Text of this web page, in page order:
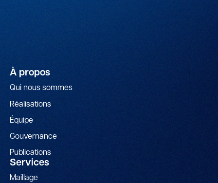
À propos
Qui nous sommes
Réalisations
Équipe
Gouvernance
Publications
Services
Maillage